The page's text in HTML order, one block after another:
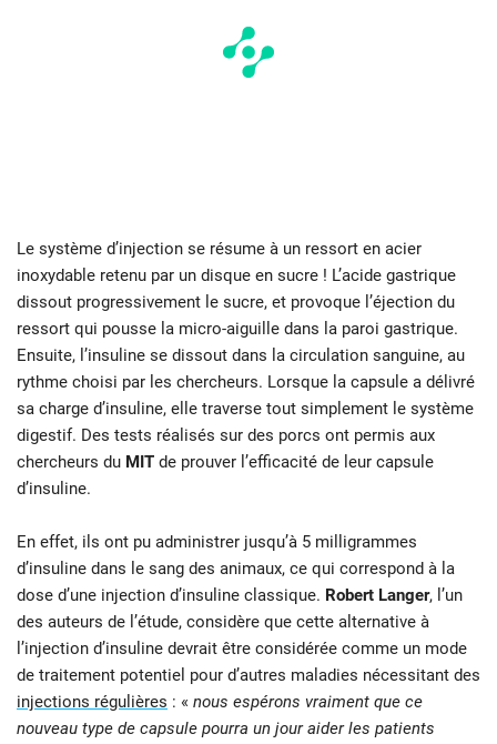
Le système d’injection se résume à un ressort en acier
inoxydable retenu par un disque en sucre ! L’acide gastrique
dissout progressivement le sucre, et provoque l’éjection du
ressort qui pousse la micro-aiguille dans la paroi gastrique.
Ensuite, l’insuline se dissout dans la circulation sanguine, au
rythme choisi par les chercheurs. Lorsque la capsule a délivré
sa charge d’insuline, elle traverse tout simplement le système
digestif. Des tests réalisés sur des porcs ont permis aux
chercheurs du MIT de prouver l’efficacité de leur capsule
d’insuline.
En effet, ils ont pu administrer jusqu’à 5 milligrammes
d’insuline dans le sang des animaux, ce qui correspond à la
dose d’une injection d’insuline classique. Robert Langer, l’un
des auteurs de l’étude, considère que cette alternative à
l’injection d’insuline devrait être considérée comme un mode
de traitement potentiel pour d’autres maladies nécessitant des
injections régulières : « nous espérons vraiment que ce
nouveau type de capsule pourra un jour aider les patients